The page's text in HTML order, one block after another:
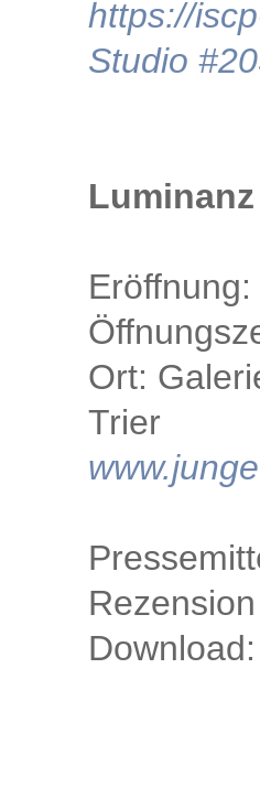
https://
Studio
Ort:
Trier
Download: